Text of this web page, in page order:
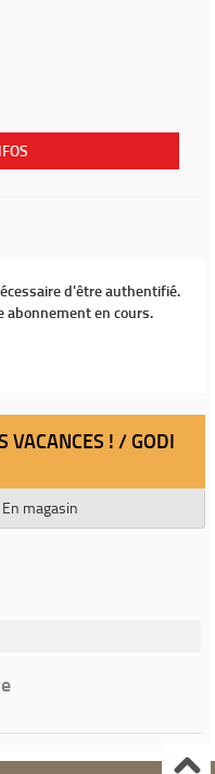
d'être authentifié.
abonnement en cours.
! / GODI
magasin